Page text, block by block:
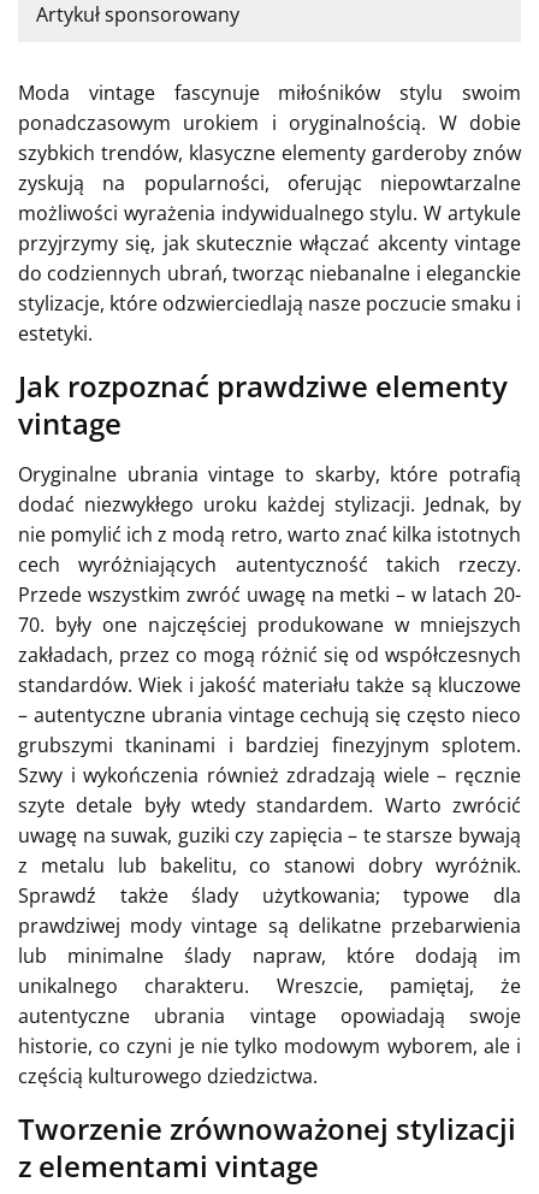
Artykuł sponsorowany
Moda vintage fascynuje miłośników stylu swoim
ponadczasowym urokiem i oryginalnością. W dobie
szybkich trendów, klasyczne elementy garderoby znów
zyskują na popularności, oferując niepowtarzalne
możliwości wyrażenia indywidualnego stylu. W artykule
przyjrzymy się, jak skutecznie włączać akcenty vintage
do codziennych ubrań, tworząc niebanalne i eleganckie
stylizacje, które odzwierciedlają nasze poczucie smaku i
estetyki.
Jak rozpoznać prawdziwe elementy
vintage
Oryginalne ubrania vintage to skarby, które potrafią
dodać niezwykłego uroku każdej stylizacji. Jednak, by
nie pomylić ich z modą retro, warto znać kilka istotnych
cech wyróżniających autentyczność takich rzeczy.
Przede wszystkim zwróć uwagę na metki – w latach 20-
70. były one najczęściej produkowane w mniejszych
zakładach, przez co mogą różnić się od współczesnych
standardów. Wiek i jakość materiału także są kluczowe
– autentyczne ubrania vintage cechują się często nieco
grubszymi tkaninami i bardziej finezyjnym splotem.
Szwy i wykończenia również zdradzają wiele – ręcznie
szyte detale były wtedy standardem. Warto zwrócić
uwagę na suwak, guziki czy zapięcia – te starsze bywają
z metalu lub bakelitu, co stanowi dobry wyróżnik.
Sprawdź także ślady użytkowania; typowe dla
prawdziwej mody vintage są delikatne przebarwienia
lub minimalne ślady napraw, które dodają im
unikalnego charakteru. Wreszcie, pamiętaj, że
autentyczne ubrania vintage opowiadają swoje
historie, co czyni je nie tylko modowym wyborem, ale i
częścią kulturowego dziedzictwa.
Tworzenie zrównoważonej stylizacji
z elementami vintage